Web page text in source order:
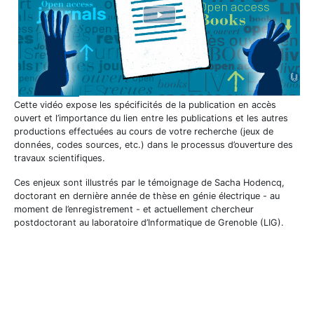
Cette vidéo expose les spécificités de la publication en accès
ouvert et l’importance du lien entre les publications et les autres
productions effectuées au cours de votre recherche (jeux de
données, codes sources, etc.) dans le processus d’ouverture des
travaux scientifiques.
Ces enjeux sont illustrés par le témoignage de Sacha Hodencq,
doctorant en dernière année de thèse en génie électrique - au
moment de l’enregistrement - et actuellement chercheur
postdoctorant au laboratoire d’Informatique de Grenoble (LIG).